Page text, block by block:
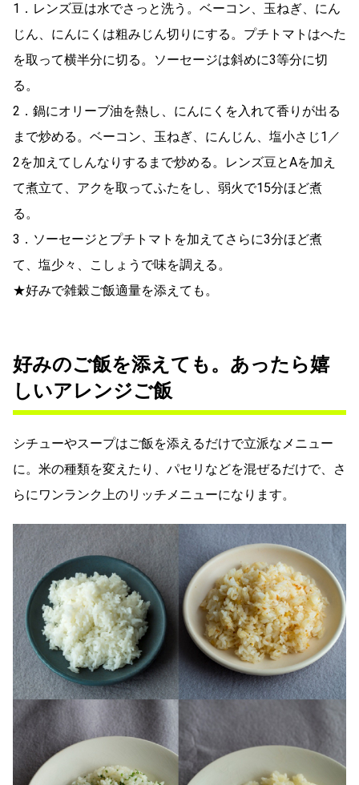
1．レンズ豆は水でさっと洗う。ベーコン、玉ねぎ、にん
じん、にんにくは粗みじん切りにする。プチトマトはへた
を取って横半分に切る。ソーセージは斜めに3等分に切
る。
2．鍋にオリーブ油を熱し、にんにくを入れて香りが出る
まで炒める。ベーコン、玉ねぎ、にんじん、塩小さじ1／
2を加えてしんなりするまで炒める。レンズ豆とAを加え
て煮立て、アクを取ってふたをし、弱火で15分ほど煮
る。
3．ソーセージとプチトマトを加えてさらに3分ほど煮
て、塩少々、こしょうで味を調える。
★好みで雑穀ご飯適量を添えても。
好みのご飯を添えても。あったら嬉
しいアレンジご飯
シチューやスープはご飯を添えるだけで立派なメニュー
に。米の種類を変えたり、パセリなどを混ぜるだけで、さ
らにワンランク上のリッチメニューになります。